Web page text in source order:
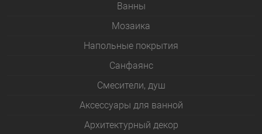
Bанны
Мозаика
Напольные покрытия
Санфаянс
Смесители, душ
Аксессуары для ванной
Архитектурный декор